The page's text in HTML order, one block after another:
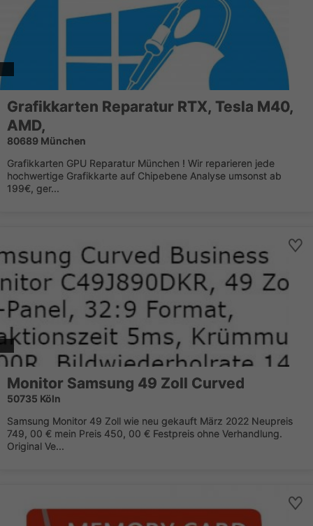
Grafikkarten Reparatur RTX, Tesla M40,
AMD,
80689 München
Grafikkarten GPU Reparatur München ! Wir reparieren jede
hochwertige Grafikkarte auf Chipebene Analyse umsonst ab
199€, ger...
Monitor Samsung 49 Zoll Curved
50735 Köln
Samsung Monitor 49 Zoll wie neu gekauft März 2022 Neupreis
749, 00 € mein Preis 450, 00 € Festpreis ohne Verhandlung.
Original Ve...